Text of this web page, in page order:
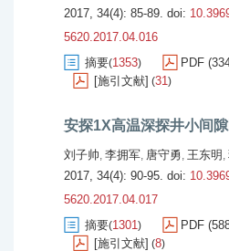
2017, 34(4): 85-89. doi:
5620.2017.04.016
摘要(1353) PDF
[施引文献] (31)
安探1X高温深探井小间
刘子帅, 李拥军, 唐守勇, 王东明 ,
2017, 34(4): 90-95. doi:
5620.2017.04.017
摘要(1301) PDF
[施引文献] (8)